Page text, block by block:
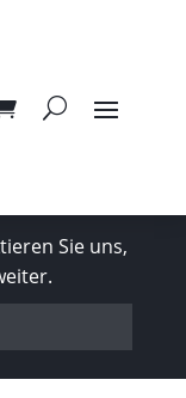
Sie uns,